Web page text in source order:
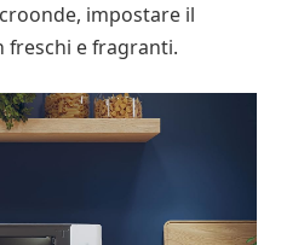
impostare il
e fragranti.